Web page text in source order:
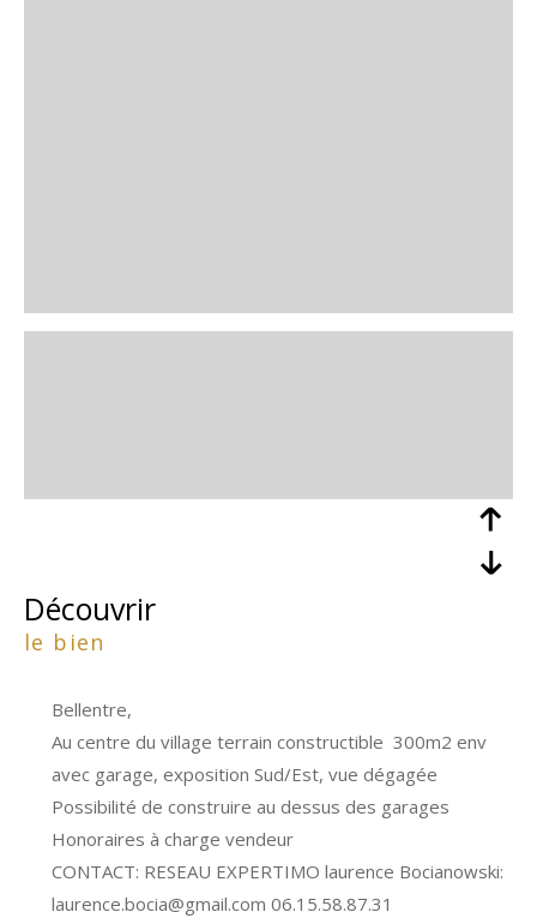
découvrir
le bien
Bellentre,
Au centre du village terrain constructible 300m2 env
avec garage, exposition Sud/Est, vue dégagée
Possibilité de construire au dessus des garages
Honoraires à charge vendeur
CONTACT: RESEAU EXPERTIMO laurence Bocianowski:
laurence.bocia@gmail.com 06.15.58.87.31